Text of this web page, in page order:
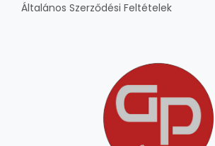
Általános Szerződési Feltételek